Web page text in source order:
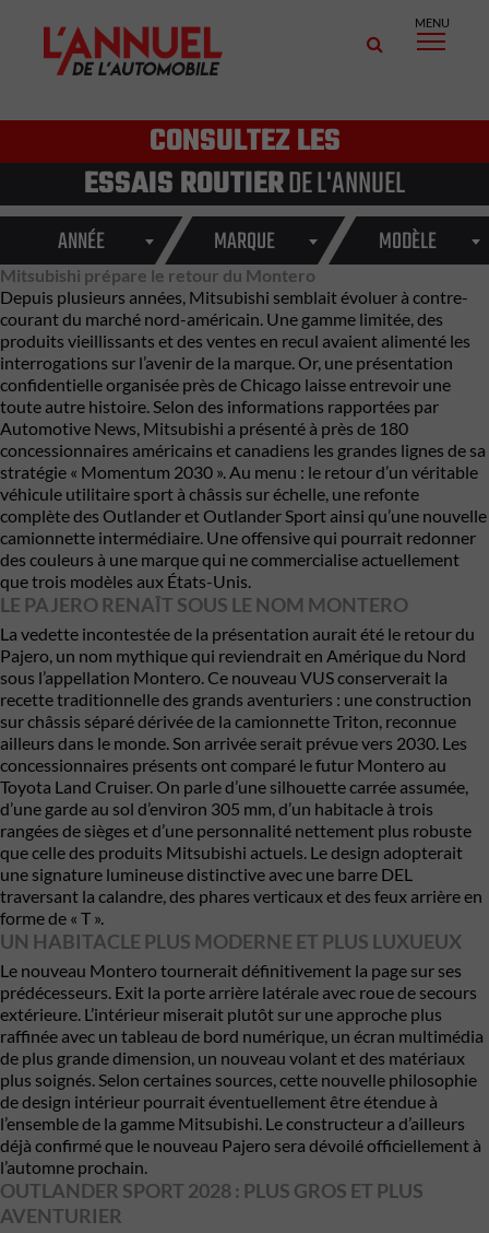
MENU
CONSULTEZ LES
ESSAIS ROUTIERDE L'ANNUEL
ANNÉE MARQUE MODÈLE
Mitsubishi prépare le retour du Montero
Depuis plusieurs années, Mitsubishi semblait évoluer à contre-
courant du marché nord-américain. Une gamme limitée, des
produits vieillissants et des ventes en recul avaient alimenté les
interrogations sur l’avenir de la marque. Or, une présentation
confidentielle organisée près de Chicago laisse entrevoir une
toute autre histoire. Selon des informations rapportées par
Automotive News, Mitsubishi a présenté à près de 180
concessionnaires américains et canadiens les grandes lignes de sa
stratégie « Momentum 2030 ». Au menu : le retour d’un véritable
véhicule utilitaire sport à châssis sur échelle, une refonte
complète des Outlander et Outlander Sport ainsi qu’une nouvelle
camionnette intermédiaire. Une offensive qui pourrait redonner
des couleurs à une marque qui ne commercialise actuellement
que trois modèles aux États-Unis.
LE PAJERO RENAÎT SOUS LE NOM MONTERO
La vedette incontestée de la présentation aurait été le retour du
Pajero, un nom mythique qui reviendrait en Amérique du Nord
sous l’appellation Montero. Ce nouveau VUS conserverait la
recette traditionnelle des grands aventuriers : une construction
sur châssis séparé dérivée de la camionnette Triton, reconnue
ailleurs dans le monde. Son arrivée serait prévue vers 2030. Les
concessionnaires présents ont comparé le futur Montero au
Toyota Land Cruiser. On parle d’une silhouette carrée assumée,
d’une garde au sol d’environ 305 mm, d’un habitacle à trois
rangées de sièges et d’une personnalité nettement plus robuste
que celle des produits Mitsubishi actuels. Le design adopterait
une signature lumineuse distinctive avec une barre DEL
traversant la calandre, des phares verticaux et des feux arrière en
forme de « T ».
UN HABITACLE PLUS MODERNE ET PLUS LUXUEUX
Le nouveau Montero tournerait définitivement la page sur ses
prédécesseurs. Exit la porte arrière latérale avec roue de secours
extérieure. L’intérieur miserait plutôt sur une approche plus
raffinée avec un tableau de bord numérique, un écran multimédia
de plus grande dimension, un nouveau volant et des matériaux
plus soignés. Selon certaines sources, cette nouvelle philosophie
de design intérieur pourrait éventuellement être étendue à
l’ensemble de la gamme Mitsubishi. Le constructeur a d’ailleurs
déjà confirmé que le nouveau Pajero sera dévoilé officiellement à
l’automne prochain.
OUTLANDER SPORT 2028 : PLUS GROS ET PLUS
AVENTURIER